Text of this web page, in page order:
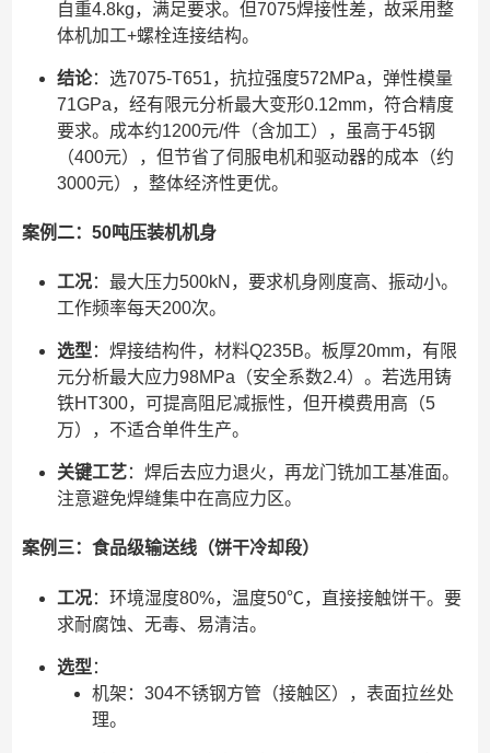
自重4.8kg，满足要求。但7075焊接性差，故采用整
体机加工+螺栓连接结构。
结论：选7075-T651，抗拉强度572MPa，弹性模量
71GPa，经有限元分析最大变形0.12mm，符合精度
要求。成本约1200元/件（含加工），虽高于45钢
（400元），但节省了伺服电机和驱动器的成本（约
3000元），整体经济性更优。
案例二：50吨压装机机身
工况：最大压力500kN，要求机身刚度高、振动小。
工作频率每天200次。
选型 ：焊接结构件，材料Q235B。板厚20mm，有限
元分析最大应力98MPa（安全系数2.4）。若选用铸
铁HT300，可提高阻尼减振性，但开模费用高（5
万），不适合单件生产。
关键工艺：焊后去应力退火，再龙门铣加工基准面。
注意避免焊缝集中在高应力区。
案例三：食品级输送线（饼干冷却段）
工况：环境湿度80%，温度50℃，直接接触饼干。要
求耐腐蚀、无毒、易清洁。
选型 ：
机架：304不锈钢方管（接触区），表面拉丝处
理。